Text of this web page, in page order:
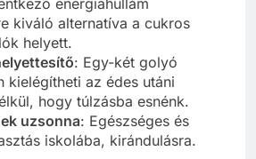
kiváló alternatíva a cukros
helyett.
: Egy-két golyó
kielégítheti az édes utáni
hogy túlzásba esnénk.
uzsonna: Egészséges és
iskolába, kirándulásra.